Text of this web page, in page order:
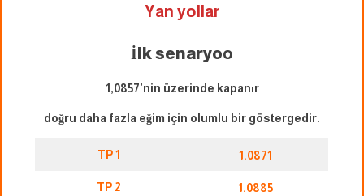
Yan yollar
İlk senaryoo
1,0857'nin üzerinde kapanır
doğru daha fazla eğim için olumlu bir göstergedir.
TP 1 1.0871
TP 2 1.0885